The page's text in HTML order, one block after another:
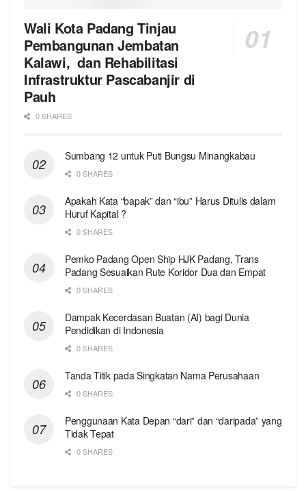
Wali Kota Padang Tinjau
Pembangunan Jembatan
Kalawi, dan Rehabilitasi
Infrastruktur Pascabanjir di
Pauh
0 SHARES
Sumbang 12 untuk Puti Bungsu Minangkabau
0 SHARES
Apakah Kata “bapak” dan “ibu” Harus Ditulis dalam
Huruf Kapital ?
0 SHARES
Pemko Padang Open Ship HJK Padang, Trans
Padang Sesuaikan Rute Koridor Dua dan Empat
0 SHARES
Dampak Kecerdasan Buatan (AI) bagi Dunia
Pendidikan di Indonesia
0 SHARES
Tanda Titik pada Singkatan Nama Perusahaan
0 SHARES
Penggunaan Kata Depan “dari” dan “daripada” yang
Tidak Tepat
0 SHARES